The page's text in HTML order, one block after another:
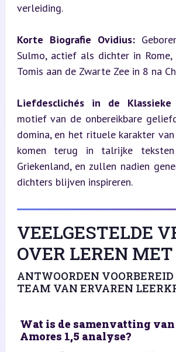
verleiding.
Korte Biografie Ovidius:
Sulmo, actief als dichter in Rome,
Tomis aan de Zwarte Zee in 8 na
Liefdesclichés in de Klassieke
motief van de onbereikbare
domina, en het rituele karakter
komen terug in talrijke
Griekenland, en zullen nadien
dichters blijven inspireren.
VEELGESTELDE
OVER LEREN
ANTWOORDEN VOORBEREID
TEAM VAN ERVAREN
Wat is de samenvatting
Amores 1,5 analyse?